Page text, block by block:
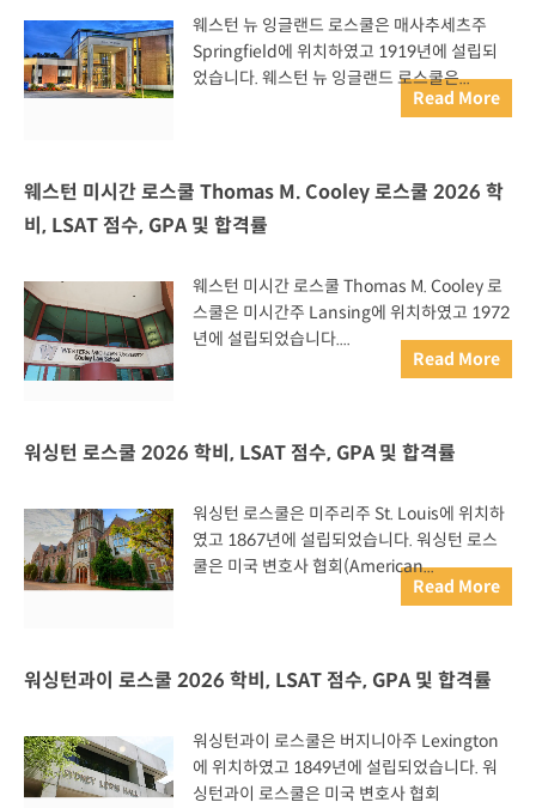
웨스턴 뉴 잉글랜드 로스쿨은 매사추세츠주
Springfield에 위치하였고 1919년에 설립되
었습니다. 웨스턴 뉴 잉글랜드 로스쿨은...
Read More
웨스턴 미시간 로스쿨 Thomas M. Cooley 로스쿨 2026 학
비, LSAT 점수, GPA 및 합격률
웨스턴 미시간 로스쿨 Thomas M. Cooley 로
스쿨은 미시간주 Lansing에 위치하였고 1972
년에 설립되었습니다....
Read More
워싱턴 로스쿨 2026 학비, LSAT 점수, GPA 및 합격률
워싱턴 로스쿨은 미주리주 St. Louis에 위치하
였고 1867년에 설립되었습니다. 워싱턴 로스
쿨은 미국 변호사 협회(American...
Read More
워싱턴과이 로스쿨 2026 학비, LSAT 점수, GPA 및 합격률
워싱턴과이 로스쿨은 버지니아주 Lexington
에 위치하였고 1849년에 설립되었습니다. 워
싱턴과이 로스쿨은 미국 변호사 협회